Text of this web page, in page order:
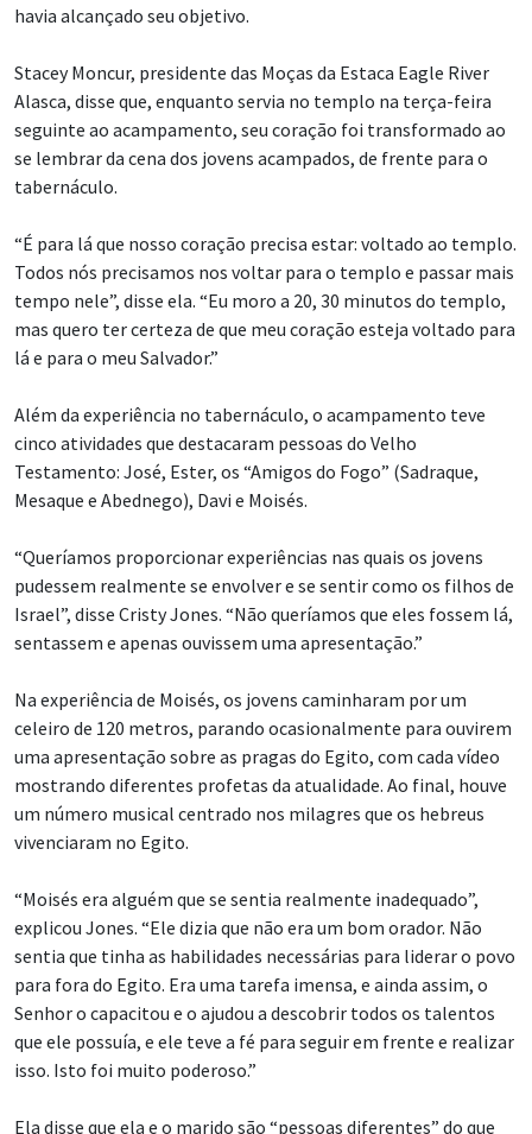
havia alcançado seu objetivo.
Stacey Moncur, presidente das Moças da Estaca Eagle River
Alasca, disse que, enquanto servia no templo na terça-feira
seguinte ao acampamento, seu coração foi transformado ao
se lembrar da cena dos jovens acampados, de frente para o
tabernáculo.
“É para lá que nosso coração precisa estar: voltado ao templo.
Todos nós precisamos nos voltar para o templo e passar mais
tempo nele”, disse ela. “Eu moro a 20, 30 minutos do templo,
mas quero ter certeza de que meu coração esteja voltado para
lá e para o meu Salvador.”
Além da experiência no tabernáculo, o acampamento teve
cinco atividades que destacaram pessoas do Velho
Testamento: José, Ester, os “Amigos do Fogo” (Sadraque,
Mesaque e Abednego), Davi e Moisés.
“Queríamos proporcionar experiências nas quais os jovens
pudessem realmente se envolver e se sentir como os filhos de
Israel”, disse Cristy Jones. “Não queríamos que eles fossem lá,
sentassem e apenas ouvissem uma apresentação.”
Na experiência de Moisés, os jovens caminharam por um
celeiro de 120 metros, parando ocasionalmente para ouvirem
uma apresentação sobre as pragas do Egito, com cada vídeo
mostrando diferentes profetas da atualidade. Ao final, houve
um número musical centrado nos milagres que os hebreus
vivenciaram no Egito.
“Moisés era alguém que se sentia realmente inadequado”,
explicou Jones. “Ele dizia que não era um bom orador. Não
sentia que tinha as habilidades necessárias para liderar o povo
para fora do Egito. Era uma tarefa imensa, e ainda assim, o
Senhor o capacitou e o ajudou a descobrir todos os talentos
que ele possuía, e ele teve a fé para seguir em frente e realizar
isso. Isto foi muito poderoso.”
Ela disse que ela e o marido são “pessoas diferentes” do que